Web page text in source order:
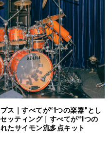
ス｜すべてが“1つの楽器”とし
ッティング｜すべてが“1つの
たサイモン流多点キット